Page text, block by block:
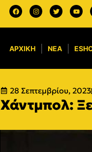
ΑΡΧΙΚΉ ΝΈΑ
28 Σεπτεμβρίου, 2023
Χάντμπολ: